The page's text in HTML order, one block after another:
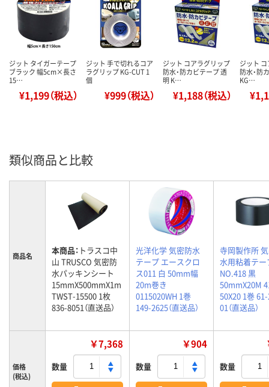
ジット タイガーテープ
ブラック 幅5cm×長さ
15…
¥1,199（税込）
ジット 手で切れるコア
ラグリップ KG-CUT 1
個
¥999（税込）
ジット コアラグリップ
防水・防カビテープ 透
明 K…
¥1,188（税込）
ジット
防水・防
KG…
類似商品と比較
商品名 本商品： トラスコ中
山 TRUSCO 気密防
水パッキンシート
15mmX500mmX1m
TWST-15500 1枚
836-8051（直送品）
光洋化学 気密防水
テープ エースクロ
ス011 白 50mm幅
20m巻き
0115020WH 1巻
149-2625（直送品）
寺岡製作所
水用粘着テー
NO.418 黒
50mmX20M
50X20 1巻
01（直送品）
価格
(税込)
￥7,368
数量
￥904
数量 数量